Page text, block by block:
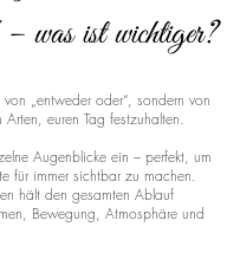
was ist wichtiger?
„entweder oder“, sondern von
euren Tag festzuhalten.
Augenblicke ein – perfekt, um
für immer sichtbar zu machen.
hält den gesamten Ablauf
Bewegung, Atmosphäre und